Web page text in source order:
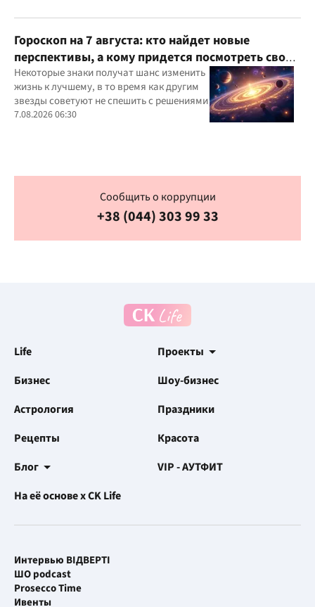
Гороскоп на 7 августа: кто найдет новые
перспективы, а кому придется посмотреть свои
приоритеты
Некоторые знаки получат шанс изменить
жизнь к лучшему, в то время как другим
звезды советуют не спешить с решениями
7.08.2026 06:30
Сообщить о коррупции
+38 (044) 303 99 33
Life
Проекты
Бизнес
Шоу-бизнес
Астрология
Праздники
Рецепты
Красота
Блог
VIP - АУТФИТ
На её основе x CK Life
Интервью ВІДВЕРТІ
ШО podcast
Prosecco Time
Ивенты